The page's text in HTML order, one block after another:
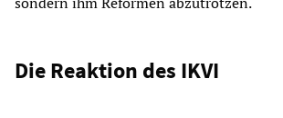
Die Reaktion des IKVI